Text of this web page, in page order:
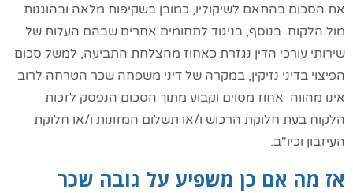
את הסכום בהתאם לשיקוליו, כמובן בשקיפות מלאה ובהוגנות
מול הלקוח. בנוסף, בניגוד לתחומים אחרים שבהם העלות של
שירותי עורכי הדין נגזרת כאחוז מהצלחת התביעה, למשל סכום
הפיצוי בדיני נזיקין, במקרה של דיני משפחה שכר הטרחה לרוב
אינו מהווה אחוז מסוים וקבוע מתוך הסכום הנפסק לזכות
הלקוח בעת חלוקת הרכוש ו/או תשלום המזונות ו/או חלוקת
העיזבון וכיו"ב.
אז מה אם כן משפיע על גובה שכר